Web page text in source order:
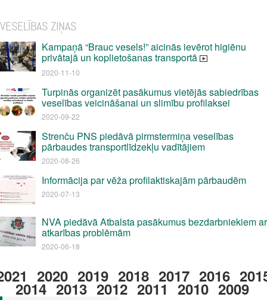
VESELĪBAS ZIŅAS
Kampaņā “Brauc vesels!” aicinās ievērot higiēnu
privātajā un koplietošanas transportā
2020-11-10
Turpinās organizēt pasākumus vietējās sabiedrības
veselības veicināšanai un slimību profilaksei
2020-09-22
Strenču PNS piedāvā pirmstermiņa veselības
pārbaudes transportlīdzekļu vadītājiem
2020-08-26
Informācija par vēža profilaktiskajām pārbaudēm
2020-07-13
NVA piedāvā Atbalsta pasākumus bezdarbniekiem ar
atkarības problēmām
2020-06-18
2020 2019 2018 2017 2016
2014 2013 2012 2011 2010 2009